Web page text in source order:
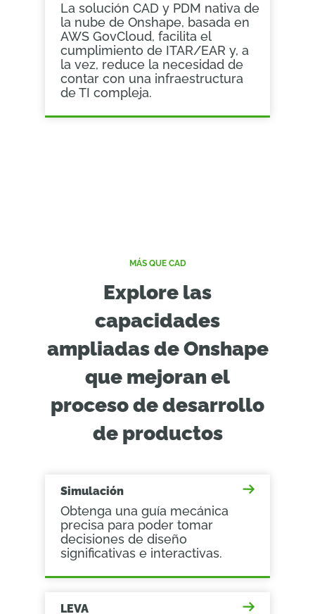
La solución CAD y PDM nativa de
la nube de Onshape, basada en
AWS GovCloud, facilita el
cumplimiento de ITAR/EAR y, a
la vez, reduce la necesidad de
contar con una infraestructura
de TI compleja.
MÁS QUE CAD
Explore las
capacidades
ampliadas de Onshape
que mejoran el
proceso de desarrollo
de productos
Simulación
Obtenga una guía mecánica
precisa para poder tomar
decisiones de diseño
significativas e interactivas.
LEVA